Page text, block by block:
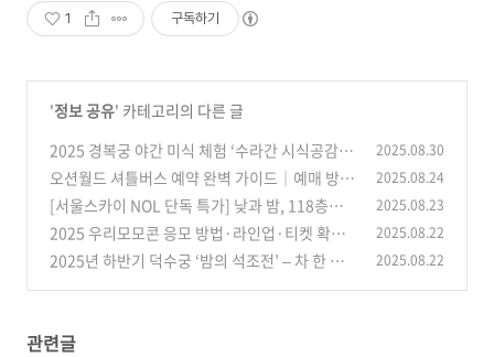
1 구독하기
'정보 공유' 카테고리의 다른 글
2025 경복궁 야간 미식 체험 ‘수라간 시식공감’
예매·응모 방법 총정리
(2)
2025.08.30
오션월드 셔틀버스 예약 완벽 가이드｜예매 방법
·출발지·환불·할인 총정리
(2)
2025.08.24
[서울스카이 NOL 단독 특가] 낮과 밤, 118층에
서 즐기는 환상적인 서울 뷰 & 블루밍 유니버스
꽃 전시
(0)
2025.08.23
2025 우리모모콘 응모 방법·라인업·티켓 확인
총정리
(4)
2025.08.22
2025년 하반기 덕수궁 ‘밤의 석조전’ – 차 한 잔
2025.08.22
관련글